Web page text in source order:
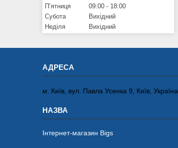
Пʼятниця
09:00
18:00
Субота
Вихідний
Неділя
Вихідний
м. Київ, вул. Павла Усенка 9, Київ, Україна
Інтернет-магазин Bigs